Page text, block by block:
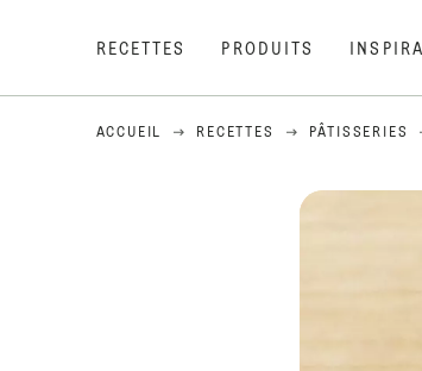
RECETTES PRODUITS
ACCUEIL RECETTES PÂTISSERIES